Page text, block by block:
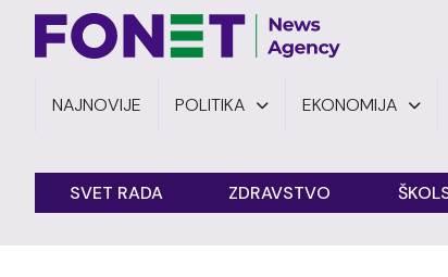
NAJNOVIJE POLITIKA EKONOMIJA
SVET RADA ZDRAVSTVO